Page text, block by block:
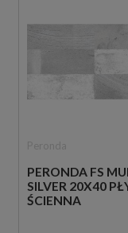
PERONDA FS
SILVER 20X40
ŚCIENNA